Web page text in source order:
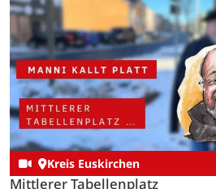
Kreis Euskirchen
Mittlerer Tabellenplatz